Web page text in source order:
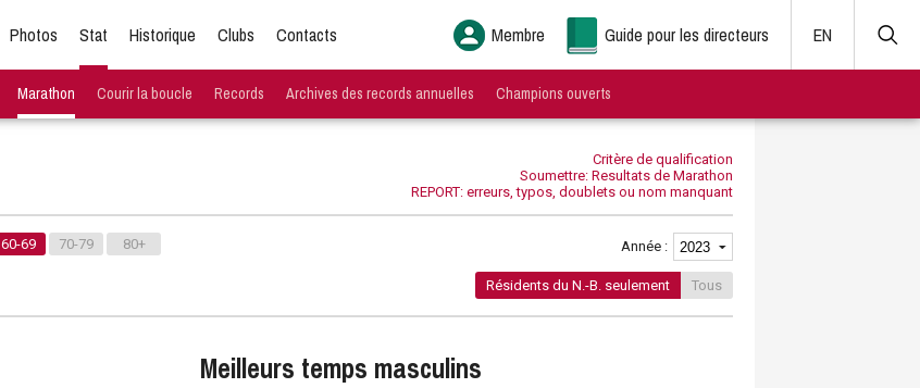
Photos Stat Historique Clubs Contacts Membre Guide pour les directeurs EN
Marathon Courir la boucle Records Archives des records annuelles Champions ouverts
Critère de qualification
Soumettre: Resultats de Marathon
REPORT: erreurs, typos, doublets ou nom manquant
60-69 70-79 80+ Année :
Résidents du N.-B. seulement Tous
Meilleurs temps masculins